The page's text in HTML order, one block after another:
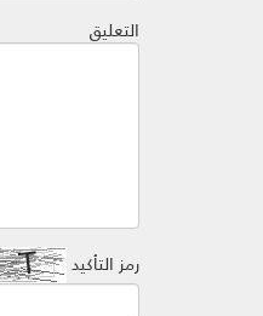
التعليق
رمز التأكيد